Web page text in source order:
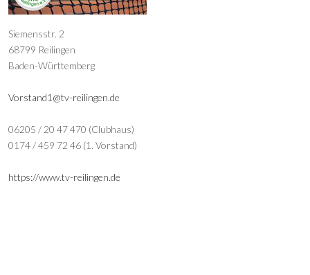
Siemensstr. 2
68799 Reilingen
Baden-Württemberg
Vorstand1@tv-reilingen.de
06205 / 20 47 470 (Clubhaus)
0174 / 459 72 46 (1. Vorstand)
https://www.tv-reilingen.de